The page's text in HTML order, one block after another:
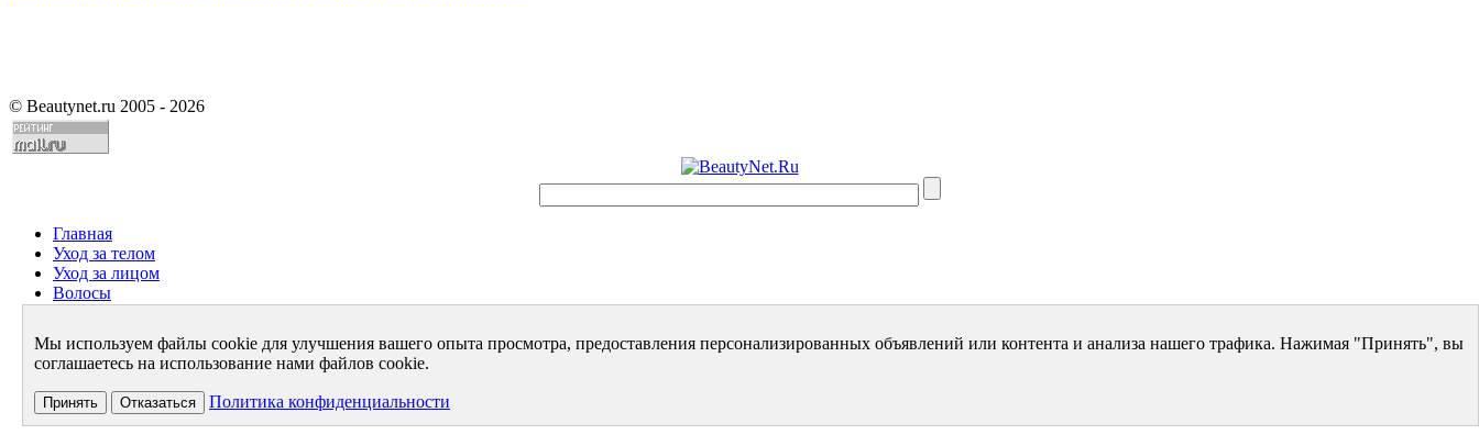
© Beautynet.ru 2005 - 2026
Главная
Уход за телом
Уход за лицом
Волосы
Диета
Стиль и имидж
Архив
Мы используем файлы cookie для улучшения вашего опыта просмотра, предоставления персонализированных объявлений или контента и анализа нашего трафика. Нажимая "Принять", вы
соглашаетесь на использование нами файлов cookie.
Принять Отказаться Политика конфиденциальности